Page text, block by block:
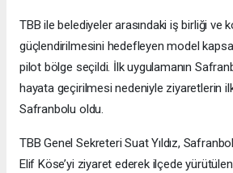
TBB ile belediyeler arasındaki iş birliği ve
güçlendirilmesini hedefleyen model
pilot bölge seçildi. İlk uygulamanın
hayata geçirilmesi nedeniyle ziyaretlerin
Safranbolu oldu.
TBB Genel Sekreteri Suat Yıldız,
Elif Köse’yi ziyaret ederek ilçede